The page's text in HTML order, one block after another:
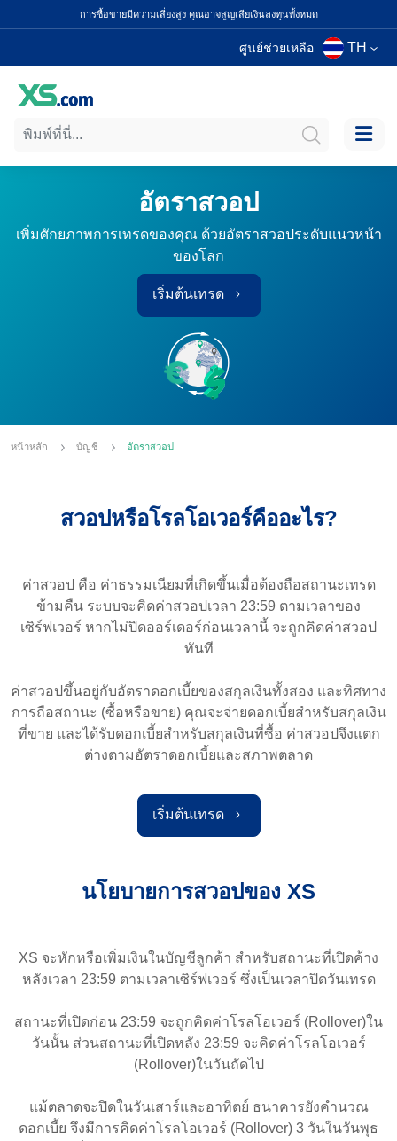
การซื้อขายมีความเสี่ยงสูง คุณอาจสูญเสียเงินลงทุนทั้งหมด
ศูนย์ช่วยเหลือ TH
อัตราสวอป
เพิ่มศักยภาพการเทรดของคุณ ด้วยอัตราสวอประดับแนวหน้า
ของโลก
เริ่มต้นเทรด
หน้าหลัก บัญชี อัตราสวอป
สวอปหรือโรลโอเวอร์คืออะไร?
ค่าสวอป คือ ค่าธรรมเนียมที่เกิดขึ้นเมื่อต้องถือสถานะเทรด
ข้ามคืน ระบบจะคิดค่าสวอปเวลา 23:59 ตามเวลาของ
เซิร์ฟเวอร์ หากไม่ปิดออร์เดอร์ก่อนเวลานี้ จะถูกคิดค่าสวอป
ทันที
ค่าสวอปขึ้นอยู่กับอัตราดอกเบี้ยของสกุลเงินทั้งสอง และทิศทาง
การถือสถานะ (ซื้อหรือขาย) คุณจะจ่ายดอกเบี้ยสำหรับสกุลเงิน
ที่ขาย และได้รับดอกเบี้ยสำหรับสกุลเงินที่ซื้อ ค่าสวอปจึงแตก
ต่างตามอัตราดอกเบี้ยและสภาพตลาด
เริ่มต้นเทรด
นโยบายการสวอปของ XS
XS จะหักหรือเพิ่มเงินในบัญชีลูกค้า สำหรับสถานะที่เปิดค้าง
หลังเวลา 23:59 ตามเวลาเซิร์ฟเวอร์ ซึ่งเป็นเวลาปิดวันเทรด
สถานะที่เปิดก่อน 23:59 จะถูกคิดค่าโรลโอเวอร์ (Rollover)ใน
วันนั้น ส่วนสถานะที่เปิดหลัง 23:59 จะคิดค่าโรลโอเวอร์
(Rollover)ในวันถัดไป
แม้ตลาดจะปิดในวันเสาร์และอาทิตย์ ธนาคารยังคำนวณ
ดอกเบี้ย จึงมีการคิดค่าโรลโอเวอร์ (Rollover) 3 วันในวันพุธ